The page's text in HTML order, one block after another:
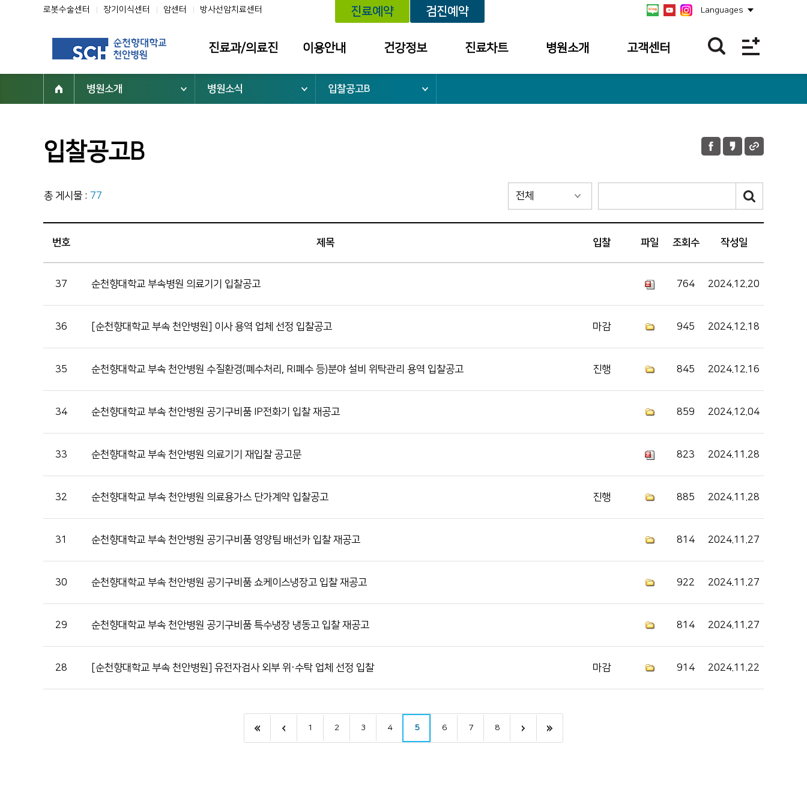
로봇수술센터 장기이식센터 암센터 방사선암치료센터 진료예약 검진예약 Languages
진료과/의료진
진료과
진료지원부서
순천향을 빛낸
이달의 논문
이용안내
위치안내
병문안안내
증명서 발급
통합서비스 안내
장례식장 안내
모바일 앱
건강정보
건강정보
진료차트
예약내역
병원소개
병원개요
병원장 인사말
고객센터
불편/건의접수
041-570-2114
병원소개 병원소식 입찰공고B
입찰공고B
총 게시물 : 77
번호 제목 입찰 파일 조회수 작성일
37 순천향대학교 부속병원 의료기기 입찰공고 764 2024.12.20
36 [순천향대학교 부속 천안병원] 이사 용역 업체 선정 입찰공고 마감 945 2024.12.18
35 순천향대학교 부속 천안병원 수질환경(폐수처리, RI폐수 등)분야 설비 위탁관리 용역 입찰공고 진행 845 2024.12.16
34 순천향대학교 부속 천안병원 공기구비품 IP전화기 입찰 재공고 859 2024.12.04
33 순천향대학교 부속 천안병원 의료기기 재입찰 공고문 823 2024.11.28
32 순천향대학교 부속 천안병원 의료용가스 단가계약 입찰공고 진행 885 2024.11.28
31 순천향대학교 부속 천안병원 공기구비품 영양팀 배선카 입찰 재공고 814 2024.11.27
30 순천향대학교 부속 천안병원 공기구비품 쇼케이스냉장고 입찰 재공고 922 2024.11.27
29 순천향대학교 부속 천안병원 공기구비품 특수냉장 냉동고 입찰 재공고 814 2024.11.27
28 [순천향대학교 부속 천안병원] 유전자검사 외부 위·수탁 업체 선정 입찰 마감 914 2024.11.22
1 2 3 4 5 6 7 8